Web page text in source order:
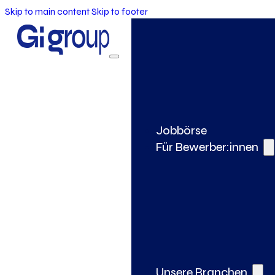
Skip to main contentSkip to footer
Jobbörse
Für Bewerber:innen